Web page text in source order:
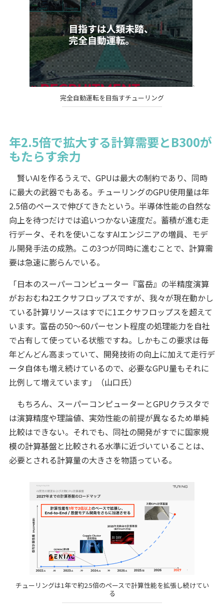
完全自動運転を目指すチューリング
年2.5倍で拡大する計算需要とB300が
もたらす余力
賢いAIを作るうえで、GPUは最大の制約であり、同時
に最大の武器でもある。チューリングのGPU使用量は年
2.5倍のペースで伸びてきたという。半導体性能の自然な
向上を待つだけでは追いつかない速度だ。蓄積が進む走
行データ、それを使いこなすAIエンジニアの増員、モデ
ル開発手法の成熟。この3つが同時に進むことで、計算需
要は急速に膨らんでいる。
「日本のスーパーコンピューター『富岳』の半精度演算
がおおむね2エクサフロップスですが、我々が現在動かし
ている計算リソースはすでに1エクサフロップスを超えて
います。富岳の50〜60パーセント程度の処理能力を自社
で占有して使っている状態ですね。しかもこの要求は毎
年どんどん高まっていて、開発技術の向上に加えて走行デ
ータ自体も増え続けているので、必要なGPU量もそれに
比例して増えています」（山口氏）
もちろん、スーパーコンピューターとGPUクラスタで
は演算精度や理論値、実効性能の前提が異なるため単純
比較はできない。それでも、同社の開発がすでに国家規
模の計算基盤と比較される水準に近づいていることは、
必要とされる計算量の大きさを物語っている。
チューリングは1年で約2.5倍のペースで計算性能を拡張し続けてい
る